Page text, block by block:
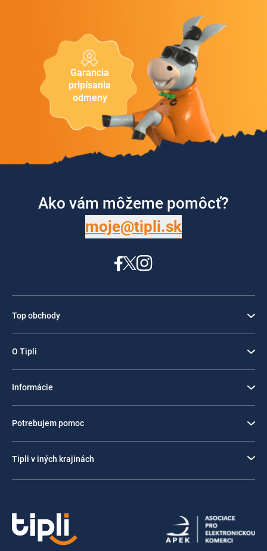
Garancia
pripísania
odmeny
Ako vám môžeme pomôcť?
moje@tipli.sk
Top obchody
O Tipli
Informácie
Potrebujem pomoc
Tipli v iných krajinách